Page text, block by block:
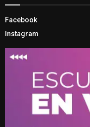
Facebook
Instagram